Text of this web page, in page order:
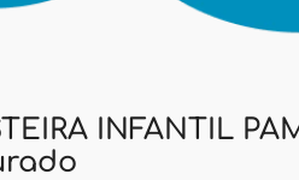
INFANTIL